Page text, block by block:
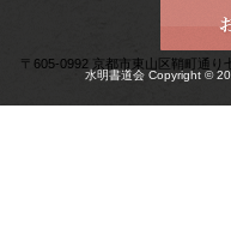
〒605-0992 京都市東山区鞘町通り
水明書道会 Copyright ©